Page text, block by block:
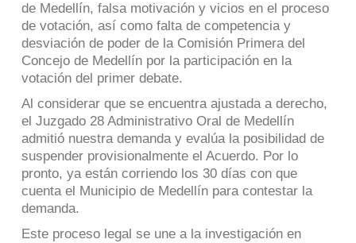
de Medellín, falsa motivación y vicios en el proceso
de votación, así como falta de competencia y
desviación de poder de la Comisión Primera del
Concejo de Medellín por la participación en la
votación del primer debate.
Al considerar que se encuentra ajustada a derecho,
el Juzgado 28 Administrativo Oral de Medellín
admitió nuestra demanda y evalúa la posibilidad de
suspender provisionalmente el Acuerdo. Por lo
pronto, ya están corriendo los 30 días con que
cuenta el Municipio de Medellín para contestar la
demanda.
Este proceso legal se une a la investigación en